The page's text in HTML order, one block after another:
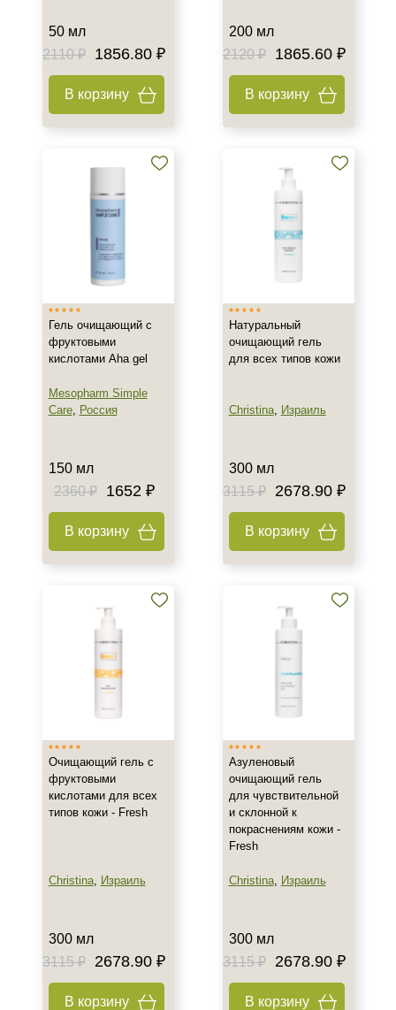
Назначение против
Возрастные изменения
Воспаление
Обновление клеток
Ровный тон
Область применения
Веки
Лицо
Объём
100 мл
150 мл
AHA-кислоты
Аминокислоты
Время применения
Вечер
Ежедневный
Демакияж
50 мл
2110 ₽
1856.80 ₽
В корзину
200 мл
2120 ₽
1865.60 ₽
В корзину
Гель очищающий с
фруктовыми
кислотами Aha gel
Mesopharm Simple
Care, Россия
150 мл
2360 ₽
1652 ₽
В корзину
Натуральный
очищающий гель
для всех типов кожи
Christina, Израиль
300 мл
3115 ₽
2678.90 ₽
В корзину
Очищающий гель с
фруктовыми
кислотами для всех
типов кожи - Fresh
Christina, Израиль
300 мл
3115 ₽
2678.90 ₽
В корзину
Азуленовый
очищающий гель
для чувствительной
и склонной к
покраснениям кожи -
Fresh
Christina, Израиль
300 мл
3115 ₽
2678.90 ₽
В корзину